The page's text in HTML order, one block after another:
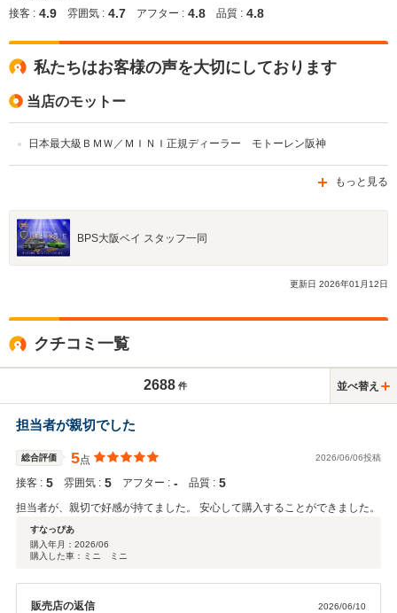
接客 : 4.9 雰囲気 : 4.7 アフター : 4.8 品質 : 4.8
私たちはお客様の声を大切にしております
当店のモットー
日本最大級ＢＭＷ／ＭＩＮＩ正規ディーラー モトーレン阪神
もっと見る
BPS大阪ベイ スタッフ一同
更新日 2026年01 月 12日
クチコミ一覧
2688 件 並べ替え
担当者が親切でした
総合評価 5点 2026/06/06投稿
接客 : 5 雰囲気 : 5 アフター : ‐ 品質 : 5
担当者が、親切で好感が持てました。 安心して購入することができました。
すなっぴあ
購入年月： 2026/06
購入した車：ミニ ミニ
販売店の返信 2026/06/10